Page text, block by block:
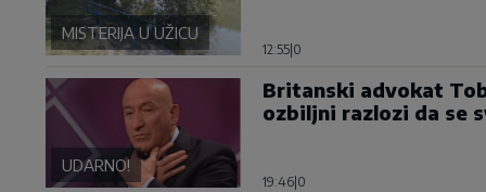
MISTERIJA U UŽICU
12:55 0
UDARNO!
Britanski advokat
ozbiljni razlozi da se
19:46 0